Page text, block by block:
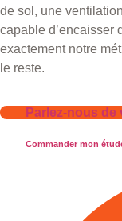
de sol, une
capable d’encaisser
exactement notre
le reste.
Parlez-nous de
Commander mon